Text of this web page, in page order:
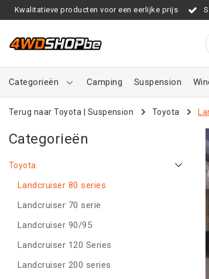
Kwalitatieve producten voor een eerlijke prijs
Categorieën Camping Suspension
Terug naar Toyota Suspension Toyota
Categorieën
Toyota
Landcruiser 80 series
Landcruiser 70 serie
Landcruiser 90/95
Landcruiser 120 Series
Landcruiser 200 series